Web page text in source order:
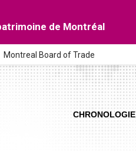
de Montréal
Montreal Board of Trade
CHRONOLOGIE